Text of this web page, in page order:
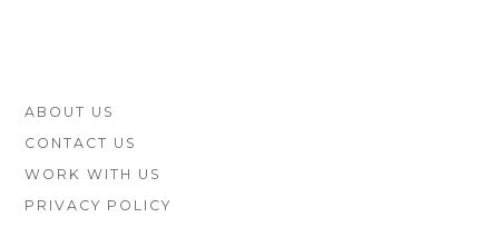
FOOTER
SIDEBAR
ABOUT US
CONTACT US
WORK WITH US
PRIVACY POLICY